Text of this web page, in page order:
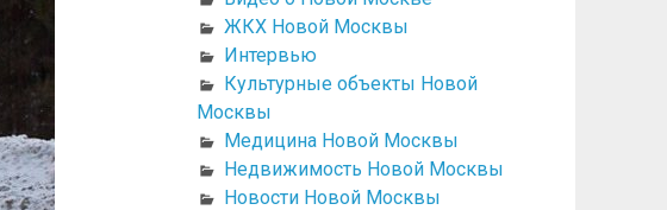
ЖКХ Новой Москвы
Интервью
Культурные объекты Новой
Москвы
Медицина Новой Москвы
Недвижимость Новой Москвы
Новости Новой Москвы